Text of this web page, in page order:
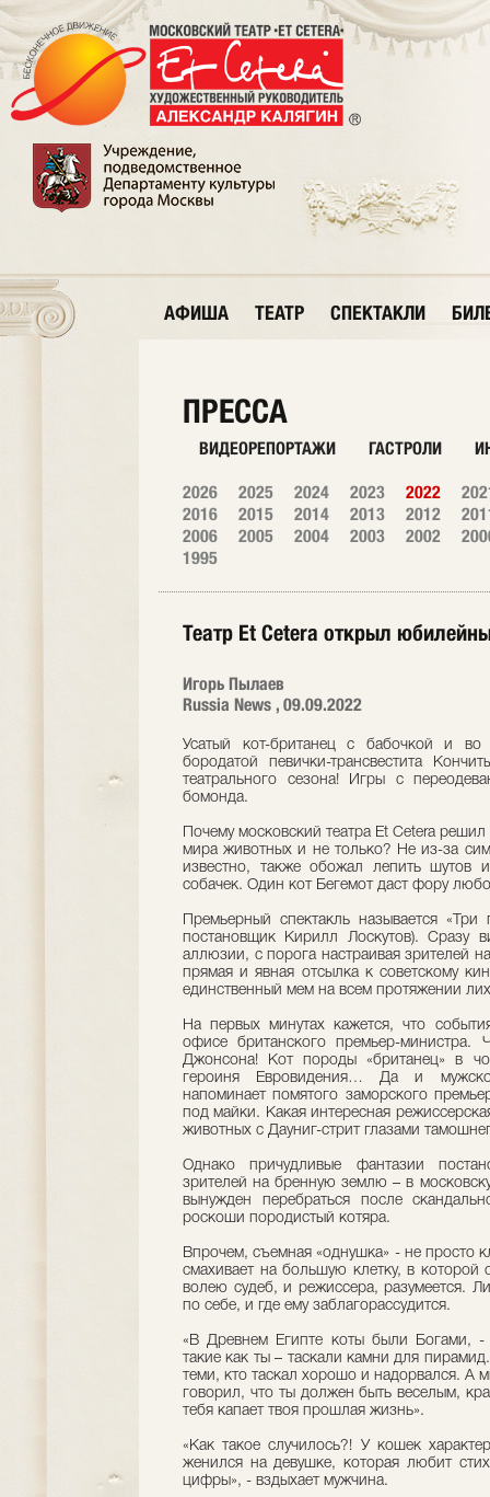
АФИША ТЕАТР СПЕКТАКЛИ
ПРЕССА
ВИДЕОРЕПОРТАЖИ ГАСТРОЛИ
2026 2025 2024 2023 2022
2016
2015 2014 2013 2012
2006
2005 2004 2003 2002
1995
Театр Et Cetera открыл
Игорь Пылаев
Russia News , 09.09.2022
Усатый кот-британец с бабочкой и
бородатой певички-трансвестита
театрального сезона! Игры с
бомонда.
Почему московский театра Et Cetera
мира животных и не только? Не из-за
известно, также обожал лепить шутов
собачек. Один кот Бегемот даст фору
Премьерный спектакль называется
постановщик Кирилл Лоскутов). Сразу
аллюзии, с порога настраивая зрителей
прямая и явная отсылка к советскому
единственный мем на всем протяжении
На первых минутах кажется, что
офисе британского премьер-
Джонсона! Кот породы «британец» в
героиня Евровидения… Да и
напоминает помятого заморского
под майки. Какая интересная
животных с Дауниг-стрит глазами
Однако причудливые фантазии
зрителей на бренную землю – в
вынужден перебраться после
роскоши породистый котяра.
Впрочем, съемная «однушка» - не просто
смахивает на большую клетку, в которой
волею судеб, и режиссера, разумеется.
по себе, и где ему заблагорассудится.
«В Древнем Египте коты были Богами, -
такие как ты – таскали камни для
теми, кто таскал хорошо и надорвался. А
говорил, что ты должен быть веселым,
тебя капает твоя прошлая жизнь».
«Как такое случилось?! У кошек
женился на девушке, которая любит
цифры», - вздыхает мужчина.